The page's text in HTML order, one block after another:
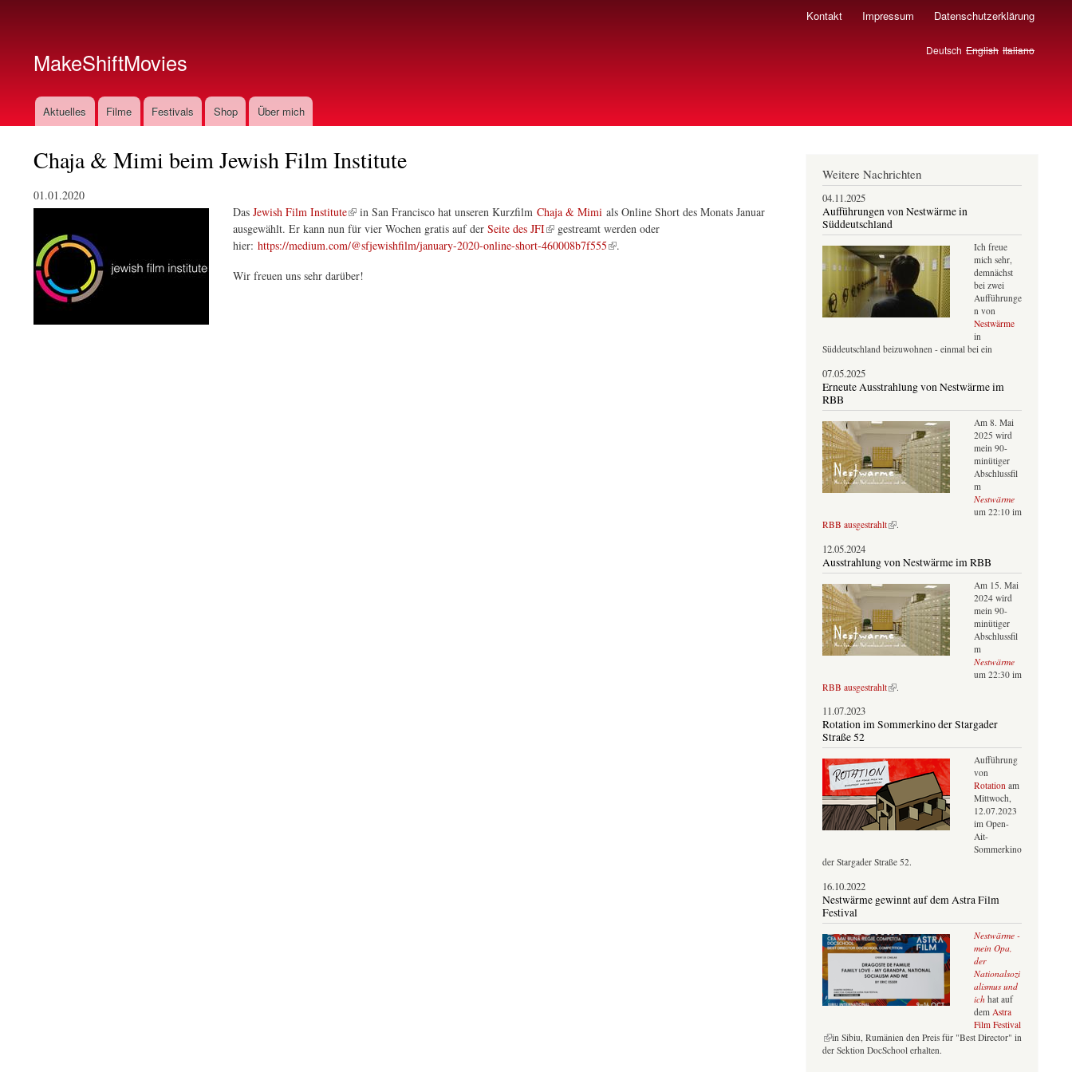
Kontakt Impressum Datenschutzerklärung
MakeShiftMovies
Sprachen
Deutsch English Italiano
Hauptmenü
Aktuelles Filme Festivals Shop Über mich
Chaja & Mimi beim Jewish Film Institute
01.01.2020
Das Jewish Film Institute
(Link ist extern) in San Francisco hat unseren Kurzfilm Chaja & Mimi als Online Short des Monats Januar
ausgewählt. Er kann nun für vier Wochen gratis auf der Seite des JFI
gestreamt werden oder
hier: https://medium.com/@sfjewishfilm/january-2020-online-short-460008b7f555
(Link ist extern)
.
Wir freuen uns sehr darüber!
Weitere Nachrichten
04.11.2025
Aufführungen von Nestwärme in
Süddeutschland
Ich freue
mich sehr,
demnächst
bei zwei
Aufführunge
n von
Nestwärme
in
Süddeutschland beizuwohnen - einmal bei ein
07.05.2025
Erneute Ausstrahlung von Nestwärme im
RBB
Am 8. Mai
2025 wird
mein 90-
minütiger
Abschlussfil
m
Nestwärme
um 22:10 im
RBB ausgestrahlt
(Link ist extern) .
12.05.2024
Ausstrahlung von Nestwärme im RBB
Am 15. Mai
2024 wird
mein 90-
minütiger
Abschlussfil
m
Nestwärme
um 22:30 im
RBB ausgestrahlt
(Link ist extern) .
11.07.2023
Rotation im Sommerkino der Stargader
Straße 52
Aufführung
von
Rotation am
Mittwoch,
12.07.2023
im Open-
Ait-
Sommerkino
der Stargader Straße 52.
16.10.2022
Nestwärme gewinnt auf dem Astra Film
Festival
Nestwärme -
mein Opa,
der
Nationalsozi
alismus und
ich hat auf
dem Astra
Film Festival
(Link ist extern)in Sibiu, Rumänien den Preis für "Best Director" in
der Sektion DocSchool erhalten.